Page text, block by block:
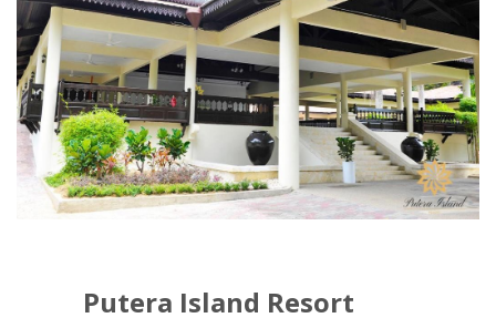
Putera Island Resort